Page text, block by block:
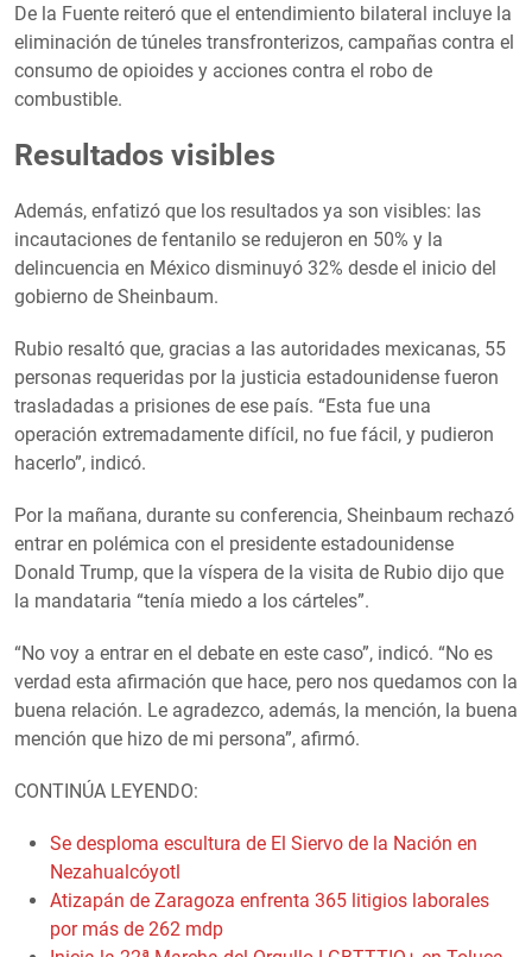
De la Fuente reiteró que el entendimiento bilateral incluye la
eliminación de túneles transfronterizos, campañas contra el
consumo de opioides y acciones contra el robo de
combustible.
Resultados visibles
Además, enfatizó que los resultados ya son visibles: las
incautaciones de fentanilo se redujeron en 50% y la
delincuencia en México disminuyó 32% desde el inicio del
gobierno de Sheinbaum.
Rubio resaltó que, gracias a las autoridades mexicanas, 55
personas requeridas por la justicia estadounidense fueron
trasladadas a prisiones de ese país. “Esta fue una
operación extremadamente difícil, no fue fácil, y pudieron
hacerlo”, indicó.
Por la mañana, durante su conferencia, Sheinbaum rechazó
entrar en polémica con el presidente estadounidense
Donald Trump, que la víspera de la visita de Rubio dijo que
la mandataria “tenía miedo a los cárteles”.
“No voy a entrar en el debate en este caso”, indicó. “No es
verdad esta afirmación que hace, pero nos quedamos con la
buena relación. Le agradezco, además, la mención, la buena
mención que hizo de mi persona”, afirmó.
CONTINÚA LEYENDO:
Se desploma escultura de El Siervo de la Nación en
Nezahualcóyotl
Atizapán de Zaragoza enfrenta 365 litigios laborales
por más de 262 mdp